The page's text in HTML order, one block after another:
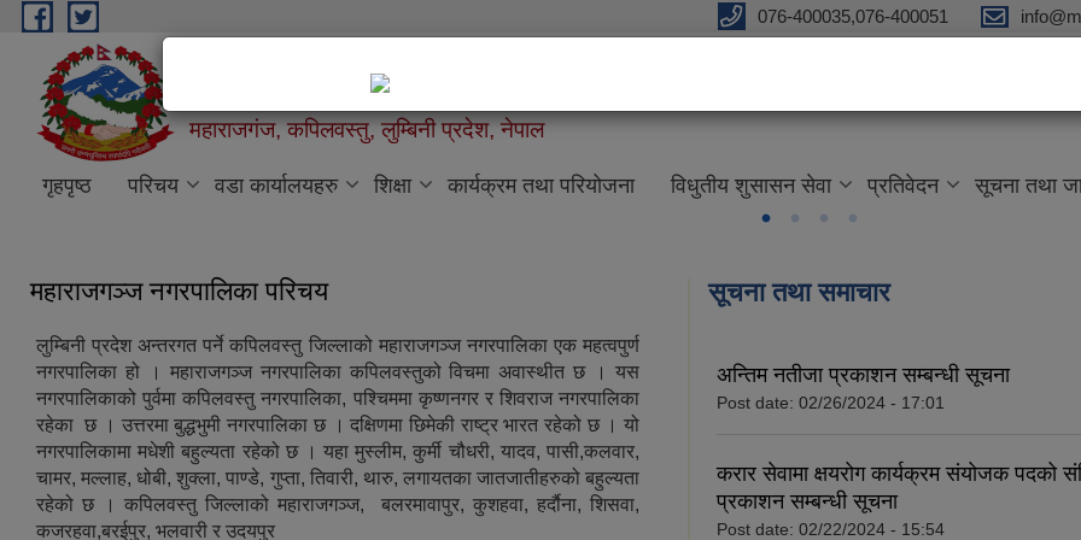
Skip to main content 076-400035,076-400051
महाराजगंज नगरपालिका
महाराजगंज, कपिलवस्तु, लुम्बिनी प्रदेश, नेपाल
गृहपृष्ठ परिचय वडा कार्यालयहरु शिक्षा कार्यक्रम तथा परियोजना विधुतीय शुसासन सेवा प्रतिवेदन सूचना तथा
महाराजगंज नगरपालिका, कपिलवस्तु
महाराजगञ्ज नगरपालिका परिचय
लुम्बिनी प्रदेश अन्तरगत पर्ने कपिलवस्तु जिल्लाको महाराजगञ्ज नगरपालिका एक महत्वपुर्ण
नगरपालिका हो । महाराजगञ्ज नगरपालिका कपिलवस्तुको विचमा अवास्थीत छ । यस
नगरपालिकाको पुर्वमा कपिलवस्तु नगरपालिका, पश्चिममा कृष्णनगर र शिवराज नगरपालिका
रहेका छ । उत्तरमा बुद्धभुमी नगरपालिका छ । दक्षिणमा छिमेकी राष्ट्र भारत रहेको छ । यो
नगरपालिकामा मधेशी बहुल्यता रहेको छ । यहा मुस्लीम, कुर्मी चौधरी, यादव, पासी,कलवार,
चामर, मल्लाह, धोबी, शुक्ला, पाण्डे, गुप्ता, तिवारी, थारु, लगायतका जातजातीहरुको बहुल्यता
रहेको छ । कपिलवस्तु जिल्लाको महाराजगञ्ज, बलरमावापुर, कुशहवा, हर्दाैना, शिसवा,
कजरहवा,बरईपुर, भलवारी र उदयपुर
सूचना तथा समाचार
अन्तिम नतीजा प्रकाशन सम्बन्धी सूचना
Post date: 02/26/2024 - 17:01
करार सेवामा क्षयरोग कार्यक्रम संयोजक पदको
प्रकाशन सम्बन्धी सूचना
Post date: 02/22/2024 - 15:54